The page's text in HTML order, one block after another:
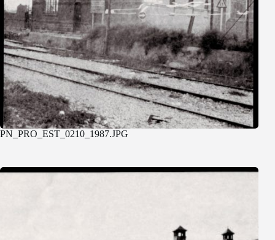
PN_PRO_EST_0210_1987.JPG